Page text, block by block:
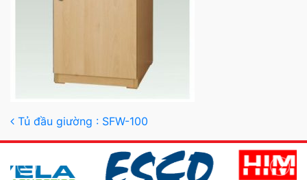
Post navigation
Tủ đầu giường : SFW-100